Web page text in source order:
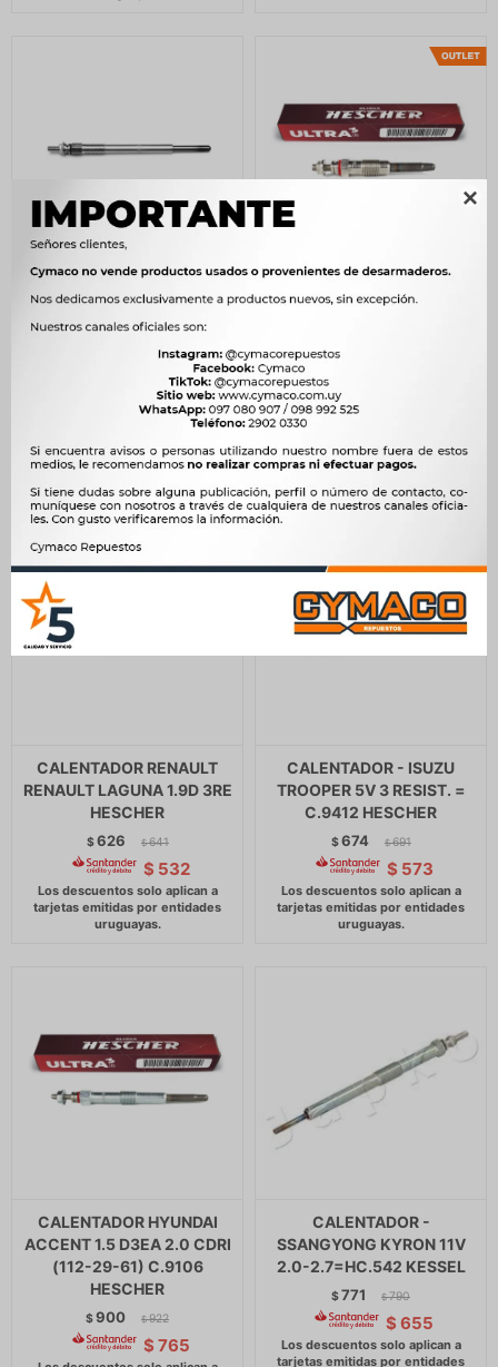

CALENTADOR - PEUGEOT-
ECOSPORT=HC.350
299
$248
CALENTADOR FORD FORD
CALENTADOR RENAULT
RENAULT LAGUNA 1.9D 3RE
HESCHER
$626 $ 641
$ 532
CALENTADOR - ISUZU
TROOPER 5V 3 RESIST. =
C.9412 HESCHER
$674 $ 691
$ 573
CALENTADOR HYUNDAI
ACCENT 1.5 D3EA 2.0 CDRI
(112-29-61) C.9106
HESCHER
$900 $ 922
$ 765
CALENTADOR -
SSANGYONG KYRON 11V
2.0-2.7=HC.542 KESSEL
$771 $ 790
$ 655